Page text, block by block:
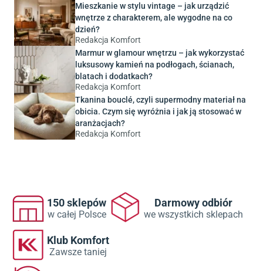
Mieszkanie w stylu vintage – jak urządzić
wnętrze z charakterem, ale wygodne na co
dzień?
Redakcja Komfort
Marmur w glamour wnętrzu – jak wykorzystać
luksusowy kamień na podłogach, ścianach,
blatach i dodatkach?
Redakcja Komfort
Tkanina bouclé, czyli supermodny materiał na
obicia. Czym się wyróżnia i jak ją stosować w
aranżacjach?
Redakcja Komfort
150 sklepów
w całej Polsce
Darmowy odbiór
we wszystkich sklepach
Klub Komfort
Zawsze taniej